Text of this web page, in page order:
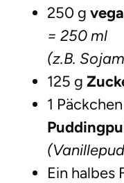
250 g
= 250 ml
(z.B.
125 g
1
Ein halbes